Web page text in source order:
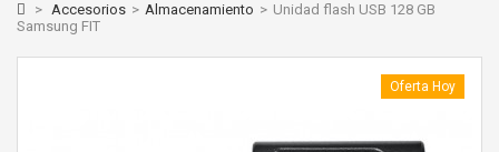
> Accesorios > Almacenamiento > Unidad flash USB 128 GB
Samsung FIT
Oferta Hoy